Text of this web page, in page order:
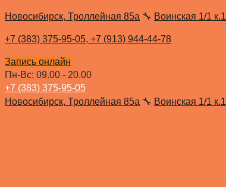
Новосибирск, Троллейная 85а 🔧 Воинская 1/1 к.1
+7 (383) 375-95-05, +7 (913) 944-44-78
Запись онлайн
Пн-Вс: 09.00 - 20.00
+7 (383) 375-95-05
Новосибирск, Троллейная 85а 🔧 Воинская 1/1 к.1